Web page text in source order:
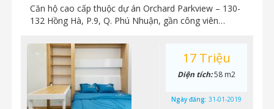
Căn hộ cao cấp thuộc dự án Orchard Parkview – 130-
132 Hồng Hà, P.9, Q. Phú Nhuận, gần công viên…
17 Triệu
Diện tích:58 m2
Ngày đăng: 31-01-2019